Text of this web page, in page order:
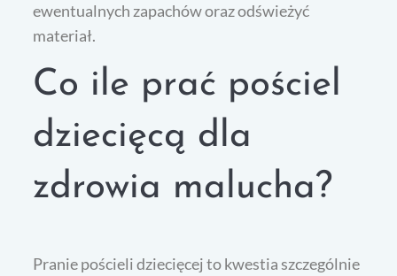
ewentualnych zapachów oraz odświeżyć
materiał.
Co ile prać pościel
dziecięcą dla
zdrowia malucha?
Pranie pościeli dziecięcej to kwestia szczególnie